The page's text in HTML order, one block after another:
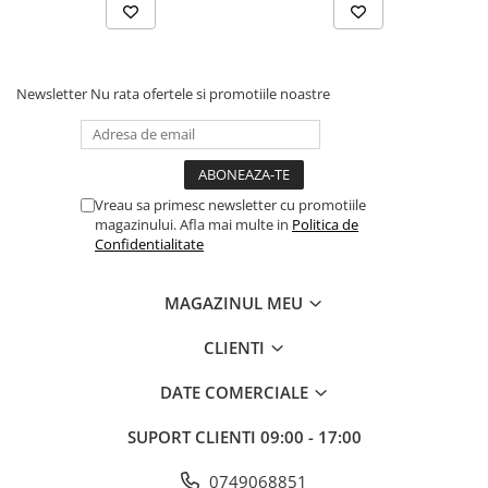
Mufe si conectori irigare
Programatoare stropire
Sere si solarii
Umbrele si pavilioane gradina
Unelte gradinarit
Balsam de rufe profesional
Detergenti de vase profesionali
Detergenti lichizi profesionali
Igiena si Ingrijire personala
✔ Ideal pentru cadou
Newsletter Nu rata ofertele si promotiile noastre
Vreau sa primesc newsletter cu promotiile
magazinului. Afla mai multe in Politica de
Confidentialitate
MAGAZINUL MEU
CLIENTI
DATE COMERCIALE
SUPORT CLIENTI 09:00 - 17:00
0749068851